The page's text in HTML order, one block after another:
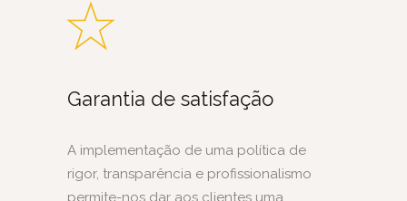
Garantia de satisfação
A implementação de uma política de
rigor, transparência e profissionalismo
permite-nos dar aos clientes uma